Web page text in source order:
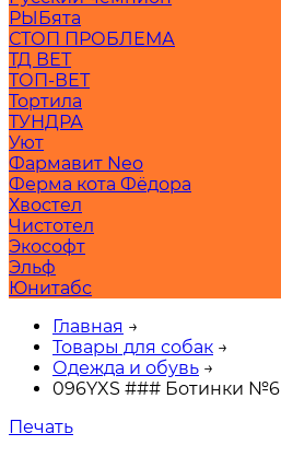
РЫБята
СТОП ПРОБЛЕМА
ТД ВЕТ
ТОП-ВЕТ
Тортила
ТУНДРА
Уют
Фармавит Neo
Ферма кота Фёдора
Хвостел
Чистотел
Экософт
Эльф
Юнитабс
Главная →
Товары для собак →
Одежда и обувь →
096YXS ### Ботинки №6
Печать